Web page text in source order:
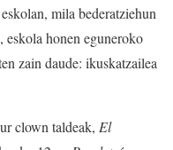
mila bederatziehun
eskola honen eguneroko
zain daude: ikuskatzailea
clown taldeak, El